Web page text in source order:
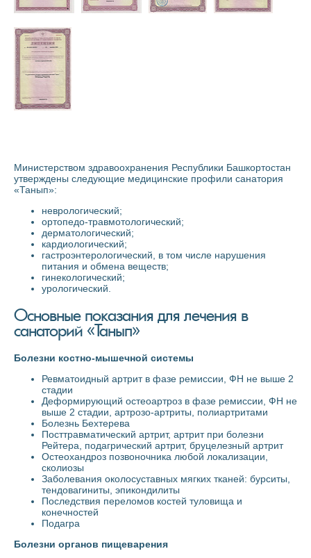
Министерством здравоохранения Республики Башкортостан
утверждены следующие медицинские профили санатория
«Танып»:
неврологический;
ортопедо-травмотологический;
дерматологический;
кардиологический;
гастроэнтерологический, в том числе нарушения
питания и обмена веществ;
гинекологический;
урологический.
Основные показания для лечения в
санаторий «Танып»
Болезни костно-мышечной системы
Ревматоидный артрит в фазе ремиссии, ФН не выше 2
стадии
Деформирующий остеоартроз в фазе ремиссии, ФН не
выше 2 стадии, артрозо-артриты, полиартритами
Болезнь Бехтерева
Посттравматический артрит, артрит при болезни
Рейтера, подагрический артрит, бруцелезный артрит
Остеохандроз позвоночника любой локализации,
сколиозы
Заболевания околосуставных мягких тканей: бурситы,
тендовагиниты, эпикондилиты
Последствия переломов костей туловища и
конечностей
Подагра
Болезни органов пищеварения